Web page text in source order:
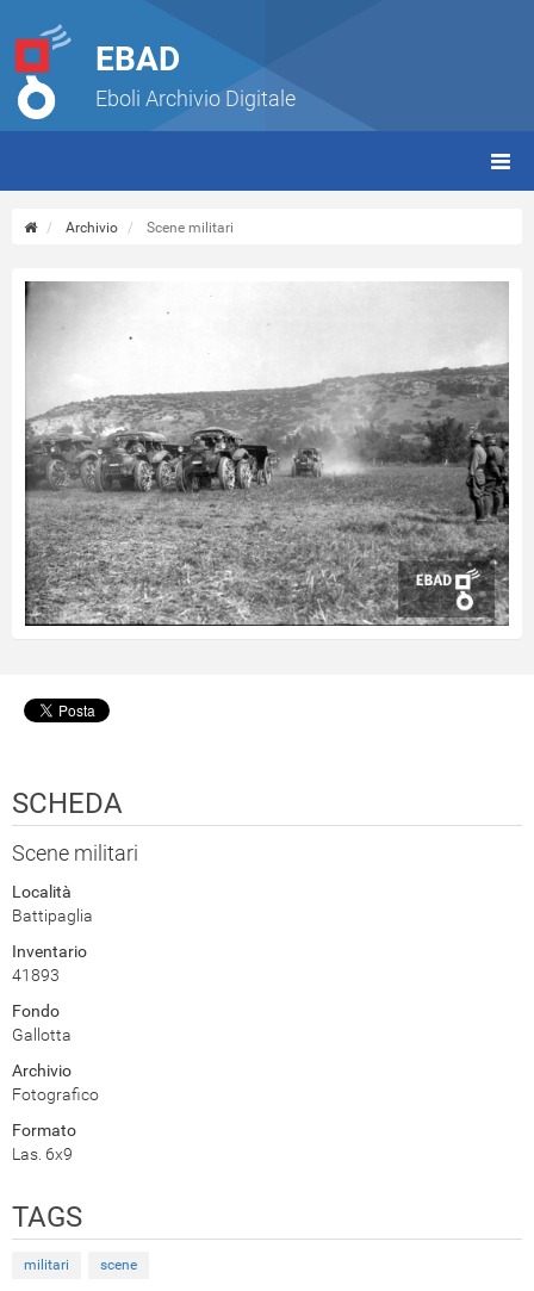
EBAD
Eboli Archivio Digitale
Archivio Scene militari
SCHEDA
Scene militari
Località
Battipaglia
Inventario
41893
Fondo
Gallotta
Archivio
Fotografico
Formato
Las. 6x9
TAGS
militari scene